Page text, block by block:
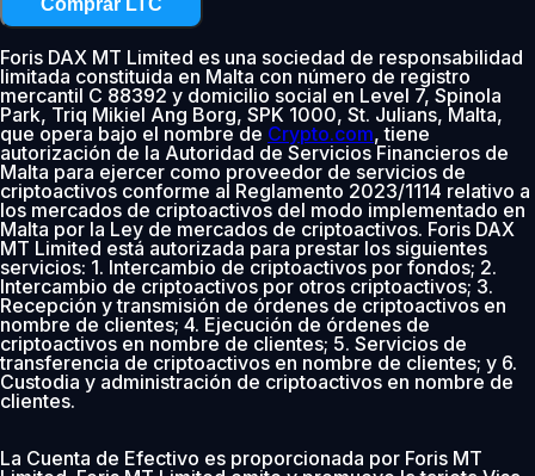
Foris DAX MT Limited es una sociedad de responsabilidad
limitada constituida en Malta con número de registro
mercantil C 88392 y domicilio social en Level 7, Spinola
Park, Triq Mikiel Ang Borg, SPK 1000, St. Julians, Malta,
que opera bajo el nombre de Crypto.com, tiene
autorización de la Autoridad de Servicios Financieros de
Malta para ejercer como proveedor de servicios de
criptoactivos conforme al Reglamento 2023/1114 relativo a
los mercados de criptoactivos del modo implementado en
Malta por la Ley de mercados de criptoactivos. Foris DAX
MT Limited está autorizada para prestar los siguientes
servicios: 1. Intercambio de criptoactivos por fondos; 2.
Intercambio de criptoactivos por otros criptoactivos; 3.
Recepción y transmisión de órdenes de criptoactivos en
nombre de clientes; 4. Ejecución de órdenes de
criptoactivos en nombre de clientes; 5. Servicios de
transferencia de criptoactivos en nombre de clientes; y 6.
Custodia y administración de criptoactivos en nombre de
clientes.
La Cuenta de Efectivo es proporcionada por Foris MT